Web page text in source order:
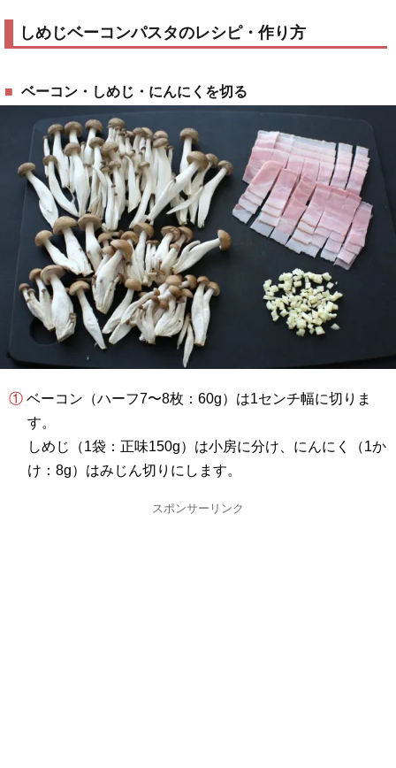
しめじベーコンパスタのレシピ・作り方
ベーコン・しめじ・にんにくを切る
① ベーコン（ハーフ7〜8枚：60g）は1センチ幅に切りま
す。
しめじ（1袋：正味150g）は小房に分け、にんにく（1か
け：8g）はみじん切りにします。
スポンサーリンク